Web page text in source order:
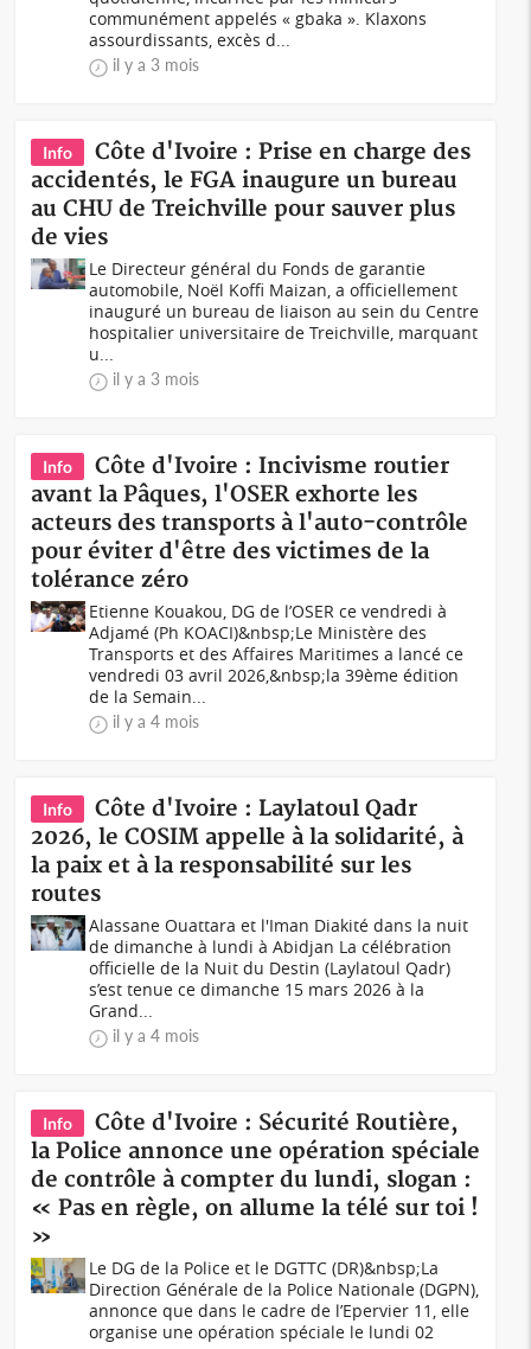
communément appelés « gbaka ». Klaxons
assourdissants, excès d...
il y a 3 mois
Info
Côte d'Ivoire : Prise en charge des
accidentés, le FGA inaugure un bureau
au CHU de Treichville pour sauver plus
de vies
Le Directeur général du Fonds de garantie
automobile, Noël Koffi Maizan, a officiellement
inauguré un bureau de liaison au sein du Centre
hospitalier universitaire de Treichville, marquant
u...
il y a 3 mois
Info
Côte d'Ivoire : Incivisme routier
avant la Pâques, l'OSER exhorte les
acteurs des transports à l'auto-contrôle
pour éviter d'être des victimes de la
tolérance zéro
Etienne Kouakou, DG de l’OSER ce vendredi à
Adjamé (Ph KOACI)&nbsp;Le Ministère des
Transports et des Affaires Maritimes a lancé ce
vendredi 03 avril 2026,&nbsp;la 39ème édition
de la Semain...
il y a 4 mois
Info
Côte d'Ivoire : Laylatoul Qadr
2026, le COSIM appelle à la solidarité, à
la paix et à la responsabilité sur les
routes
Alassane Ouattara et l'Iman Diakité dans la nuit
de dimanche à lundi à Abidjan La célébration
officielle de la Nuit du Destin (Laylatoul Qadr)
s’est tenue ce dimanche 15 mars 2026 à la
Grand...
il y a 4 mois
Info
Côte d'Ivoire : Sécurité Routière,
la Police annonce une opération spéciale
de contrôle à compter du lundi, slogan :
« Pas en règle, on allume la télé sur toi !
»
Le DG de la Police et le DGTTC (DR)&nbsp;La
Direction Générale de la Police Nationale (DGPN),
annonce que dans le cadre de l’Epervier 11, elle
organise une opération spéciale le lundi 02